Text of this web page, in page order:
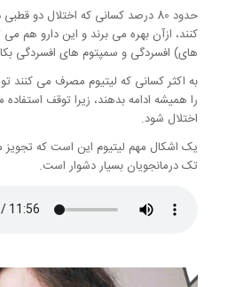
حدود 80 درصد کسانی که اختلال دو
کنند، ازآن بهره می برند و این دارو هم
های) افسردگی و سمپتوم های افسردگی
به اکثر کسانی که لیتیوم مصرف می کنند
را همیشه ادامه بدهند، زیرا توقف
اختلال شود.
یک اشکال مهم لیتیوم این است که تجویز
تک درمانجویان بسیار دشوار است.